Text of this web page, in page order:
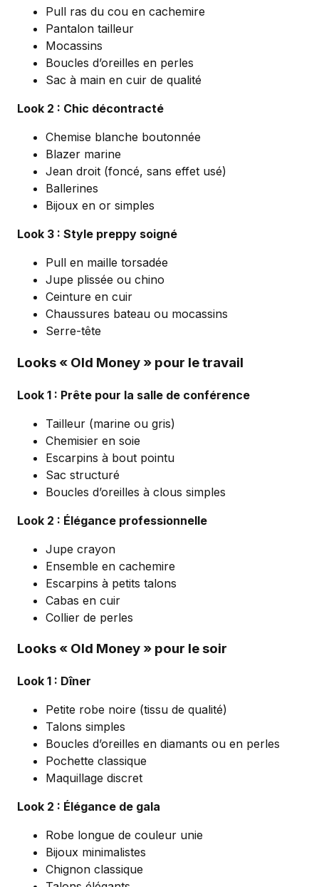
Pull ras du cou en cachemire
Pantalon tailleur
Mocassins
Boucles d’oreilles en perles
Sac à main en cuir de qualité
Look 2 : Chic décontracté
Chemise blanche boutonnée
Blazer marine
Jean droit (foncé, sans effet usé)
Ballerines
Bijoux en or simples
Look 3 : Style preppy soigné
Pull en maille torsadée
Jupe plissée ou chino
Ceinture en cuir
Chaussures bateau ou mocassins
Serre-tête
Looks « Old Money » pour le travail
Look 1 : Prête pour la salle de conférence
Tailleur (marine ou gris)
Chemisier en soie
Escarpins à bout pointu
Sac structuré
Boucles d’oreilles à clous simples
Look 2 : Élégance professionnelle
Jupe crayon
Ensemble en cachemire
Escarpins à petits talons
Cabas en cuir
Collier de perles
Looks « Old Money » pour le soir
Look 1 : Dîner
Petite robe noire (tissu de qualité)
Talons simples
Boucles d’oreilles en diamants ou en perles
Pochette classique
Maquillage discret
Look 2 : Élégance de gala
Robe longue de couleur unie
Bijoux minimalistes
Chignon classique